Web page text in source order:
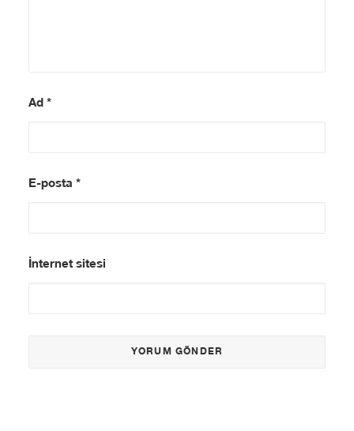
Ad *
E-posta *
İnternet sitesi